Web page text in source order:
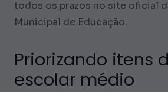
todos os prazos no site oficial
Municipal de Educação.
Priorizando itens
escolar médio